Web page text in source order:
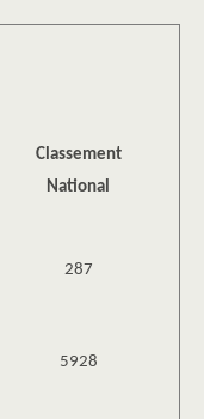
Classement
National
287
5928